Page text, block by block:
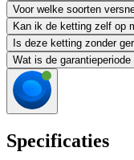
Voor welke soorten
Kan ik de ketting zelf op
Is deze ketting zonder
Wat is de
Specificaties